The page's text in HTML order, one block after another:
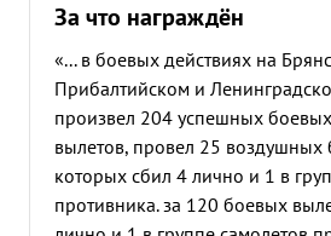
За что награждён
«... в боевых действиях на
Прибалтийском и
произвел 204 успешных
вылетов, провел 25 воздушных
которых сбил 4 лично и 1 в
противника. за 120 боевых